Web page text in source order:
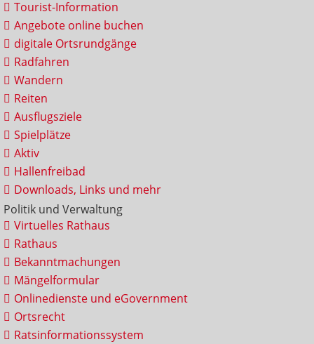
Tourist-Information
Angebote online buchen
digitale Ortsrundgänge
Radfahren
Wandern
Reiten
Ausflugsziele
Spielplätze
Aktiv
Hallenfreibad
Downloads, Links und mehr
Politik und Verwaltung
Virtuelles Rathaus
Rathaus
Bekanntmachungen
Mängelformular
Onlinedienste und eGovernment
Ortsrecht
Ratsinformationssystem